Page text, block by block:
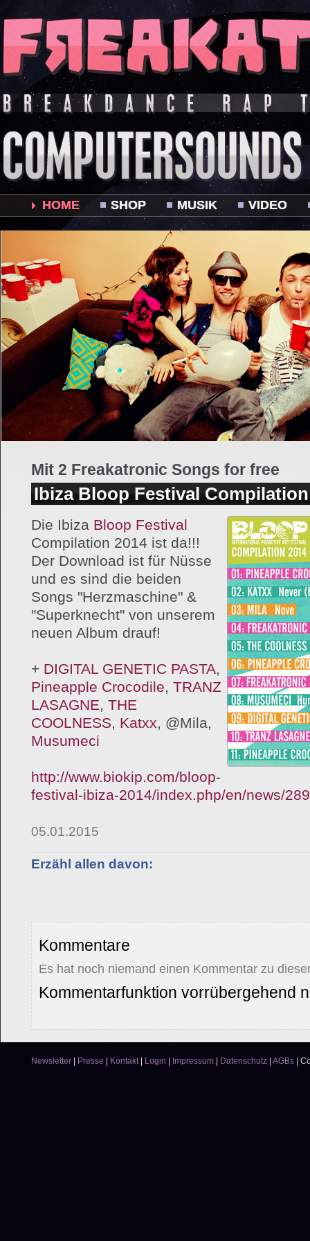
HOME SHOP MUSIK VIDEO
Mit 2 Freakatronic Songs for free
Ibiza Bloop Festival Compilation
Die Ibiza Bloop Festival
Compilation 2014 ist da!!!
Der Download ist für Nüsse
und es sind die beiden
Songs "Herzmaschine" &
"Superknecht" von unserem
neuen Album drauf!
+ DIGITAL GENETIC PASTA,
Pineapple Crocodile, TRANZ
LASAGNE, THE
COOLNESS, Katxx, @Mila,
Musumeci
http://www.biokip.com/bloop-
festival-ibiza-2014/index.php/en/news/
05.01.2015
Erzähl allen davon:
Kommentare
Es hat noch niemand einen Kommentar zu
Kommentarfunktion vorrübergehend
Newsletter Presse Kontakt| Login Impressum Datenschutz AGBs